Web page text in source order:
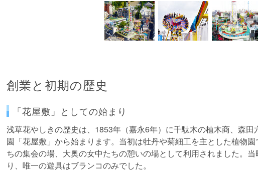
創業と初期の歴史
「花屋敷」としての始まり
浅草花やしきの歴史は、1853年（嘉永6年）に千駄木の植木商、森田
園「花屋敷」から始まります。当初は牡丹や菊細工を主とした植物
ちの集会の場、大奥の女中たちの憩いの場として利用されました。
り、唯一の遊具はブランコのみでした。